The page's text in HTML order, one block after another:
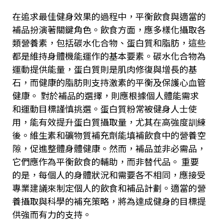
在追求最佳健身效果的過程中，平衡飲食與適當的
補品扮演著關鍵角色。飲食方面，應多樣化攝取各
類營養素，包括碳水化合物、蛋白質和脂肪，這些
都是維持身體機能運作的基本要素。碳水化合物為
運動提供能量，蛋白質則是肌肉修復與增長的基
石，而健康的脂肪則支持激素的平衡及保護心血管
健康。 對於補品的選擇，則應根據個人體能需求
和運動目標謹慎挑選。蛋白質粉常被健身人士使
用，能有效提升蛋白質攝取量，尤其在高強度訓練
後。維生素和礦物質補充劑能填補飲食中的營養空
隙，促進整體身體健康。然而，補品並非必需品，
它們應作為平衡飲食的輔助，而非替代品。 重要
的是，每個人的身體狀況和需要各不相同，應接受
專業建議來制定個人的飲食和補品計劃。適當的營
養攝取與科學的補充策略，將為達成健身的目標提
供強而有力的支持。